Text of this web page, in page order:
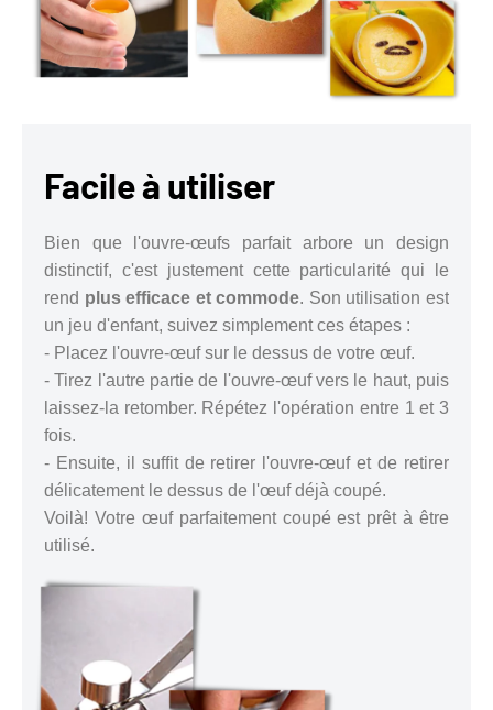
Facile à utiliser
Bien que l'ouvre-œufs parfait arbore un design
distinctif, c'est justement cette particularité qui le
rend plus efficace et commode. Son utilisation est
un jeu d'enfant, suivez simplement ces étapes :
- Placez l'ouvre-œuf sur le dessus de votre œuf.
- Tirez l'autre partie de l'ouvre-œuf vers le haut, puis
laissez-la retomber. Répétez l'opération entre 1 et 3
fois.
- Ensuite, il suffit de retirer l'ouvre-œuf et de retirer
délicatement le dessus de l'œuf déjà coupé.
Voilà! Votre œuf parfaitement coupé est prêt à être
utilisé.